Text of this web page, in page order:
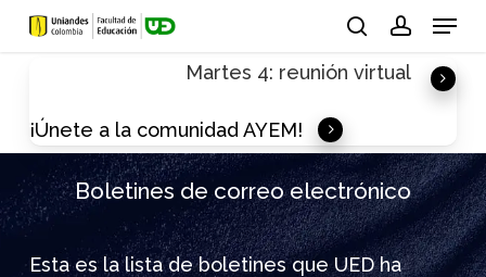
Skip
Menu
Martes 4: reunión virtual
¡Únete a la comunidad AYEM!
Boletines de correo electrónico
Esta es la lista de boletines que UED ha